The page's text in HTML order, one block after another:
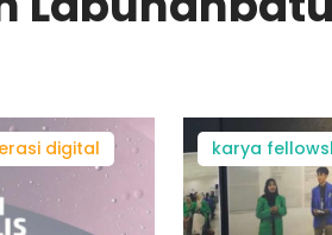
digital karya